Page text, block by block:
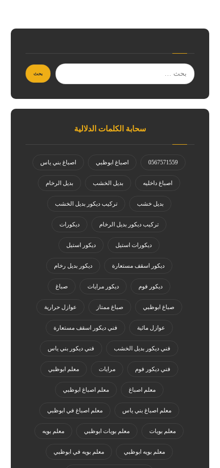
سحابة الكلمات الدلالية
0567571559 اصباغ ابوظبي اصباغ بني ياس
اصباغ داخليه بديل الخشب بديل الرخام
بديل خشب تركيب ديكور بديل الخشب
تركيب ديكور بديل الرخام ديكورات
ديكورات استيل ديكور استيل
ديكور اسقف مستعارة ديكور بديل رخام
ديكور فوم ديكور مرايات صباغ
صباغ ابوظبي صباغ ممتاز عوازل حرارية
عوازل مائية فني ديكور اسقف مستعارة
فني ديكور بديل الخشب فني ديكور بني ياس
فني ديكور فوم مرايات معلم ابوظبي
معلم اصباغ معلم اصباغ ابوظبي
معلم اصباغ بني ياس معلم اصباغ في ابوظبي
معلم بويات معلم بويات ابوظبي معلم بويه
معلم بويه ابوظبي معلم بويه في ابوظبي